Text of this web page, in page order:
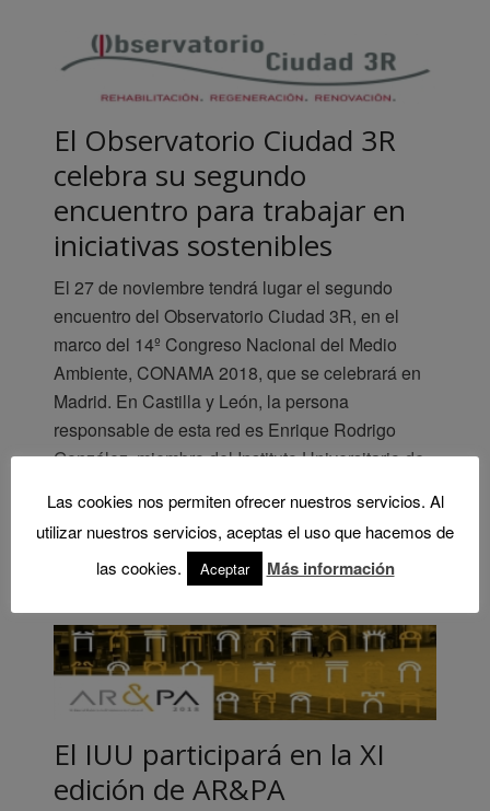
El Observatorio Ciudad 3R
celebra su segundo
encuentro para trabajar en
iniciativas sostenibles
El 27 de noviembre tendrá lugar el segundo
encuentro del Observatorio Ciudad 3R, en el
marco del 14º Congreso Nacional del Medio
Ambiente, CONAMA 2018, que se celebrará en
Madrid. En Castilla y León, la persona
responsable de esta red es Enrique Rodrigo
González, miembro del Instituto Universitario de
Leer más
El IUU participará en la XI
edición de AR&PA
Las cookies nos permiten ofrecer nuestros servicios. Al
utilizar nuestros servicios, aceptas el uso que hacemos de
las cookies.
Aceptar Más información